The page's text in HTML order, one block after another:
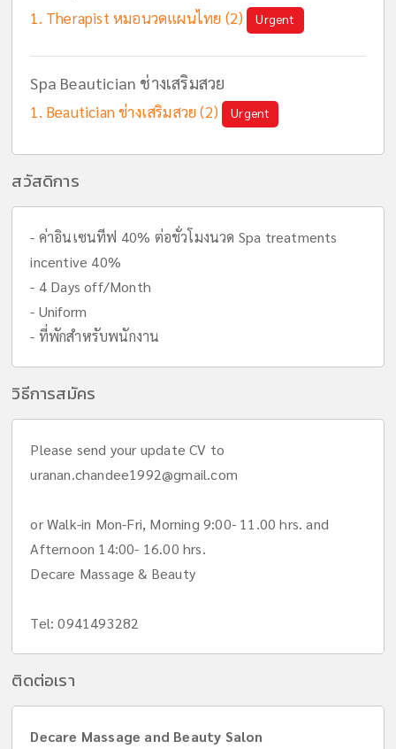
Therapist หมอนวดแผนไทย (2) Urgent
Spa Beautician ช่างเสริมสวย
Beautician ช่างเสริมสวย (2) Urgent
สวัสดิการ
- ค่าอินเซนทีฟ 40% ต่อชั่วโมงนวด Spa treatments
incentive 40%
- 4 Days off/Month
- Uniform
- ที่พักสำหรับพนักงาน
วิธีการสมัคร
Please send your update CV to
uranan.chandee1992@gmail.com
or Walk-in Mon-Fri, Morning 9:00- 11.00 hrs. and
Afternoon 14:00- 16.00 hrs.
Decare Massage & Beauty
Tel: 0941493282
ติดต่อเรา
Decare Massage and Beauty Salon